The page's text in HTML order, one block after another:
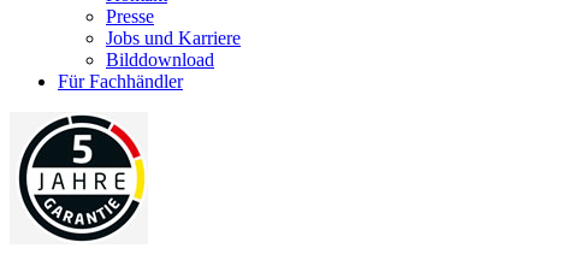
Presse
Jobs und Karriere
Bilddownload
Für Fachhändler